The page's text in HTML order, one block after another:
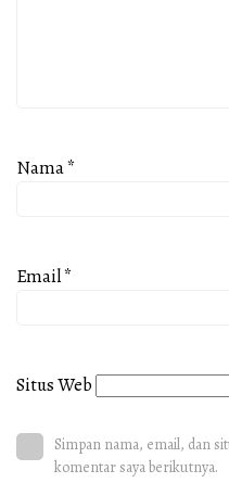
Nama*
Email*
Situs Web
Simpan nama, email, dan
komentar saya berikutnya.